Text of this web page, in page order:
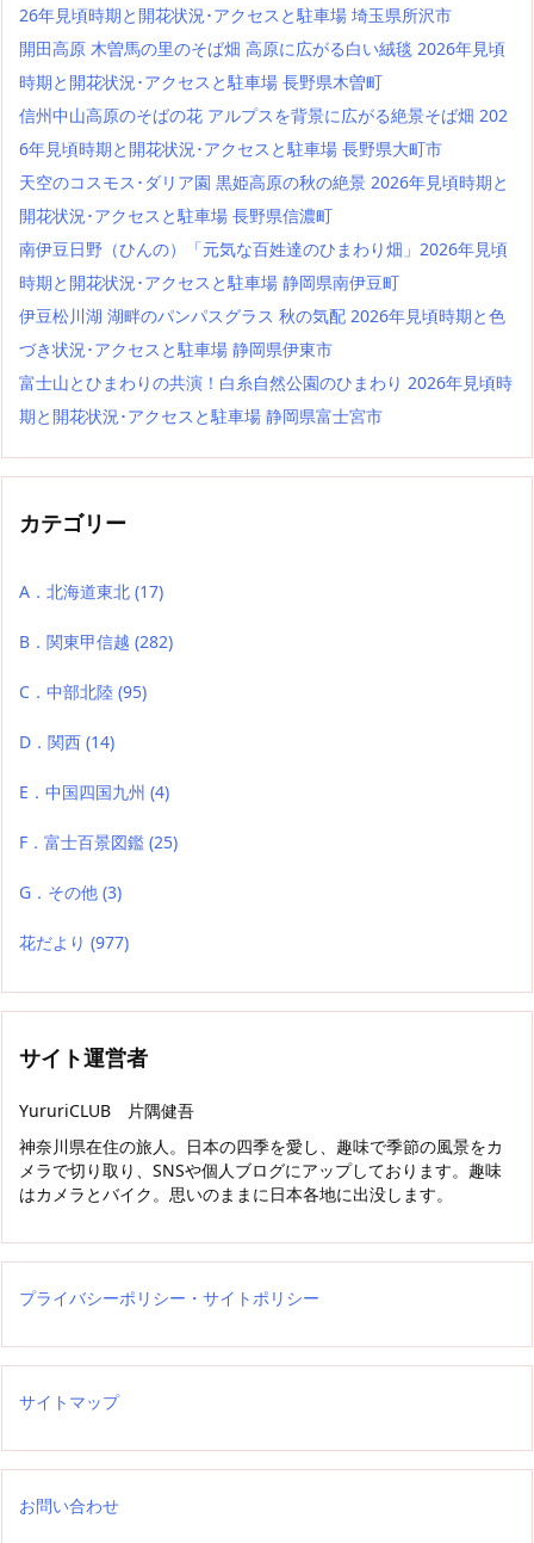
26年見頃時期と開花状況･アクセスと駐車場 埼玉県所沢市
開田高原 木曽馬の里のそば畑 高原に広がる白い絨毯 2026年見頃
時期と開花状況･アクセスと駐車場 長野県木曽町
信州中山高原のそばの花 アルプスを背景に広がる絶景そば畑 202
6年見頃時期と開花状況･アクセスと駐車場 長野県大町市
天空のコスモス･ダリア園 黒姫高原の秋の絶景 2026年見頃時期と
開花状況･アクセスと駐車場 長野県信濃町
南伊豆日野（ひんの）「元気な百姓達のひまわり畑」2026年見頃
時期と開花状況･アクセスと駐車場 静岡県南伊豆町
伊豆松川湖 湖畔のパンパスグラス 秋の気配 2026年見頃時期と色
づき状況･アクセスと駐車場 静岡県伊東市
富士山とひまわりの共演！白糸自然公園のひまわり 2026年見頃時
期と開花状況･アクセスと駐車場 静岡県富士宮市
カテゴリー
A．北海道東北 (17)
B．関東甲信越 (282)
C．中部北陸 (95)
D．関西 (14)
E．中国四国九州 (4)
F．富士百景図鑑 (25)
G．その他 (3)
花だより (977)
サイト運営者
YururiCLUB 片隅健吾
神奈川県在住の旅人。日本の四季を愛し、趣味で季節の風景をカ
メラで切り取り、SNSや個人ブログにアップしております。趣味
はカメラとバイク。思いのままに日本各地に出没します。
プライバシーポリシー・サイトポリシー
サイトマップ
お問い合わせ